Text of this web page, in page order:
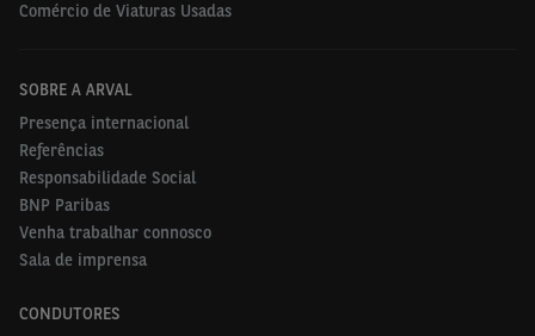
Comércio de Viaturas Usadas
SOBRE A ARVAL
Presença internacional
Referências
Responsabilidade Social
BNP Paribas
Venha trabalhar connosco
Sala de imprensa
CONDUTORES